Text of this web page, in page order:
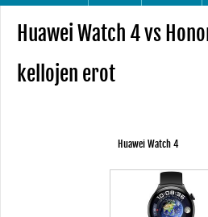
Huawei Watch 4 vs
kellojen erot
Huawei Watch 4